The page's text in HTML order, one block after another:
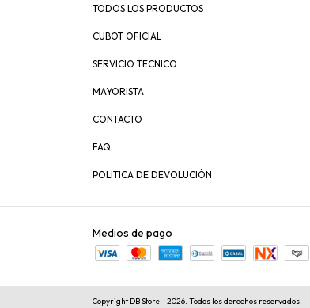
TODOS LOS PRODUCTOS
CUBOT OFICIAL
SERVICIO TECNICO
MAYORISTA
CONTACTO
FAQ
POLITICA DE DEVOLUCIÓN
Medios de pago
Copyright DB Store - 2026. Todos los derechos reservados.